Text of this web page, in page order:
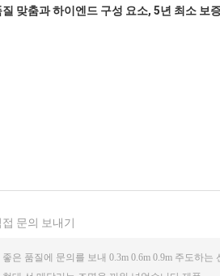
맞춤과 하이엔드 구성 요소, 5년 최소 보
문의 보내기